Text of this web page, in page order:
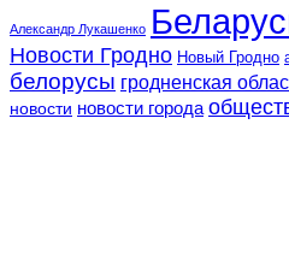
Александр Лукашенко
Новости Гродно Новый Гродно
белорусы гродненская
новости новости города